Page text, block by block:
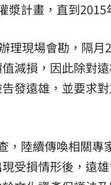
10:00
計畫，直到
理現場會勘，隔
減損，因此除對
發遠雄，並要求
，陸續傳喚相關
受損情形後，遠